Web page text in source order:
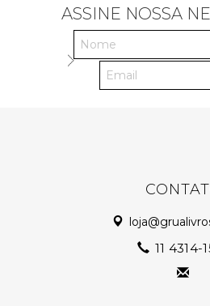
ASSINE NOSSA
11 4314-